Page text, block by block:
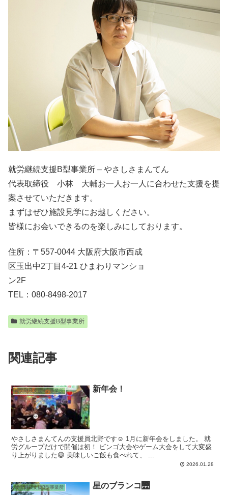
就労継続支援B型事業所 – やさしさまんてん
代表取締役 小林 大輔お一人お一人に合わせた支援を提
案させていただきます。
まずはぜひ施設見学にお越しください。
皆様にお会いできるのを楽しみにしております。
住所：〒557-0044 大阪府大阪市西成
区玉出中2丁目4-21 ひまわりマンショ
ン2F
TEL：080-8498-2017
就労継続支援B型事業所
関連記事
就労継続支援B型事業所 新年会！
やさしさまんてんの支援員北野です☺️ 1月に新年会をしました。 就
労グループだけで開催は初！ ビンゴ大会やゲーム大会をして大変盛
り上がりました😆 美味しいご飯も食べれて、 ...
2026.01.28
就労継続支援B型事業所 星のブランコ🌉